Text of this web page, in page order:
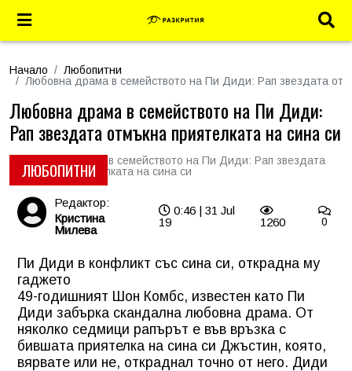
Начало
Любопитни
Любовна драма в семейството на Пи Диди: Рап звездата
ЛЮБОПИТНИ
Любовна драма в семейството на Пи Диди:
Рап звездата отмъкна приятелката на сина си
Редактор:
Кристина
Милева
0:46 | 31 Jul
19
1260 0
Пи Диди в конфликт със сина си, открадна му
гаджето
49-годишният Шон Комбс, известен като Пи
Диди забърка скандална любовна драма. От
няколко седмици рапърът е във връзка с
бившата приятелка на сина си Джъстин, която,
вярвате или не, откраднал точно от него. Диди